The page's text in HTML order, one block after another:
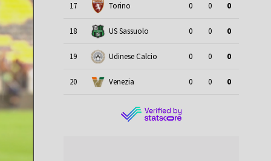
17 Torino 0 0 0
18 US Sassuolo 0 0 0
19 Udinese Calcio 0 0 0
20 Venezia 0 0 0